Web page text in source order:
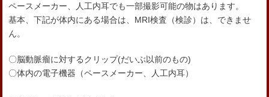
ペースメーカー、人工内耳でも一部撮影可能の物はあります。
基本、下記が体内にある場合は、MRI検査（検診）は、できませ
ん。
〇脳動脈瘤に対するクリップ(だいぶ以前のもの)
〇体内の電子機器（ペースメーカー、人工内耳）